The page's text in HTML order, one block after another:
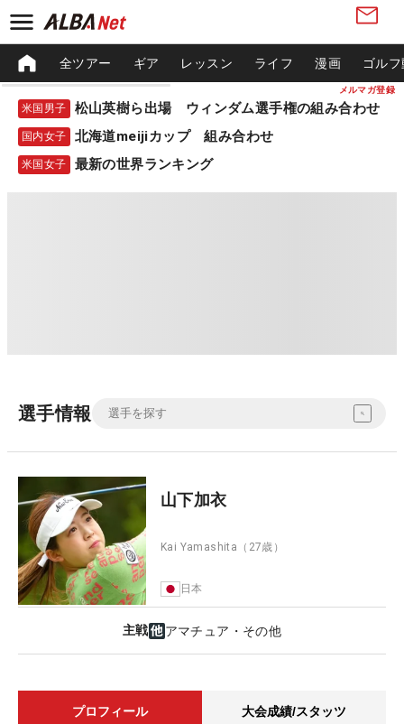
メルマガ登録
全ツアー ギア レッスン ライフ 漫画 ゴル
米国男子 松山英樹ら出場 ウィンダム選手権の組み合わせ
国内女子 北海道meijiカップ 組み合わせ
米国女子 最新の世界ランキング
選手情報
山下加衣
Kai Yamashita （27歳）
日本
主戦 アマチュア・その他
プロフィール 大会成績/スタッツ